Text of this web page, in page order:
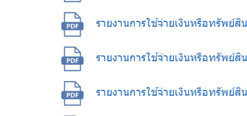
รายงานการใช้จ่ายเงินหรือทรัพย์
รายงานการใช้จ่ายเงินหรือทรัพย์
รายงานการใช้จ่ายเงินหรือทรัพย์